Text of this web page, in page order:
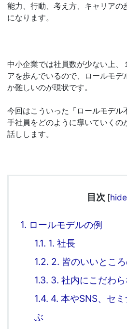
能力、行動、考え方、キャリアの
になります。
中小企業では社員数が少ない上、
アを歩んでいるので、ロールモデ
か難しいのが現状です。
今回はこういった「ロールモデル
手社員をどのように導いていくの
話しします。
目次 [hide
1. ロールモデルの例
1.1. 1. 社長
1.2. 2. 皆のいいとこ
1.3. 3. 社内にこだわ
1.4. 4. 本やSNS、セ
ぶ